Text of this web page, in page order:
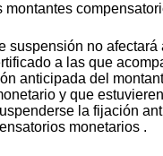
montantes
suspensión no afectará
a las que
anticipada del
y que
la fijación
monetarios .